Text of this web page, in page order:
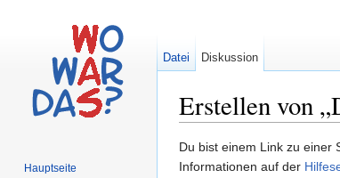
Erstellen von
Du bist einem Link zu einer
Informationen auf der
Datei Diskussion
Hauptseite